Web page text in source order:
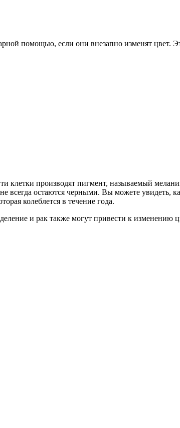
помощью, если они внезапно изменят
клетки производят пигмент, называемый
остаются черными. Вы можете увидеть,
колеблется в течение года.
и рак также могут привести к изменению